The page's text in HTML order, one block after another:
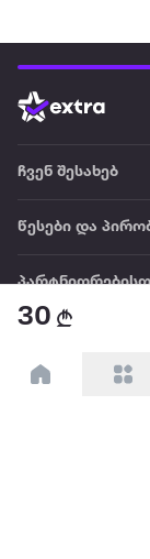
30
ჩვენ შესახებ
წესები და